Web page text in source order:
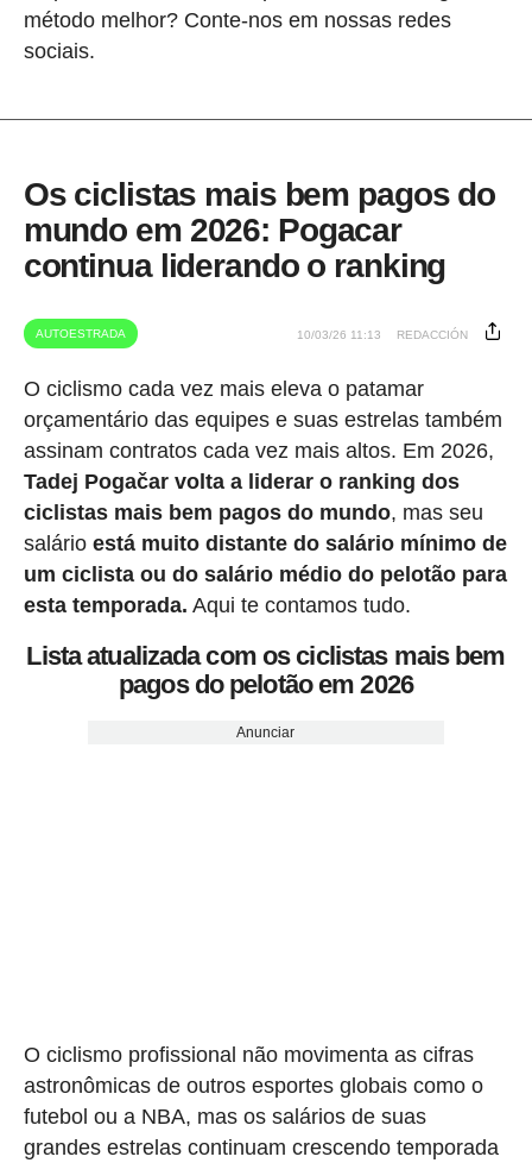
método melhor? Conte-nos em nossas redes
sociais.
Os ciclistas mais bem pagos do
mundo em 2026: Pogacar
continua liderando o ranking
AUTOESTRADA 10/03/26 11:13 REDACCIÓN
O ciclismo cada vez mais eleva o patamar
orçamentário das equipes e suas estrelas também
assinam contratos cada vez mais altos. Em 2026,
Tadej Pogačar volta a liderar o ranking dos
ciclistas mais bem pagos do mundo, mas seu
salário está muito distante do salário mínimo de
um ciclista ou do salário médio do pelotão para
esta temporada. Aqui te contamos tudo.
Lista atualizada com os ciclistas mais bem
pagos do pelotão em 2026
Anunciar
O ciclismo profissional não movimenta as cifras
astronômicas de outros esportes globais como o
futebol ou a NBA, mas os salários de suas
grandes estrelas continuam crescendo temporada